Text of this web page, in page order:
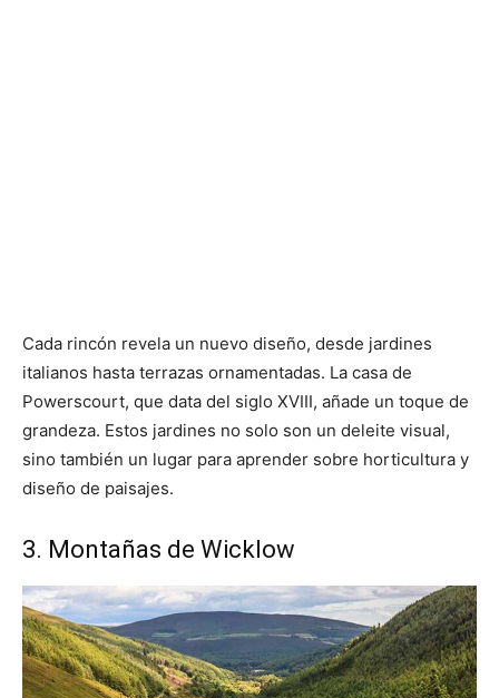
Cada rincón revela un nuevo diseño, desde jardines
italianos hasta terrazas ornamentadas. La casa de
Powerscourt, que data del siglo XVIII, añade un toque de
grandeza. Estos jardines no solo son un deleite visual,
sino también un lugar para aprender sobre horticultura y
diseño de paisajes.
3. Montañas de Wicklow